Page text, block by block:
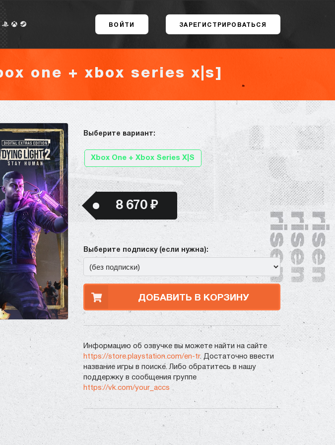
ВОЙТИ ЗАРЕГИСТРИРОВАТЬСЯ
one + xbox series x|s]
Выберите вариант:
Xbox One + Xbox Series X|S
8 670 ₽
Выберите подписку (если нужна):
ДОБАВИТЬ В КОРЗИНУ
Информацию об озвучке вы можете найти на сайте
https://store.playstation.com/en-tr. Достаточно ввести
название игры в поиске. Либо обратитесь в нашу
поддержку в сообщения группе
https://vk.com/your_accs